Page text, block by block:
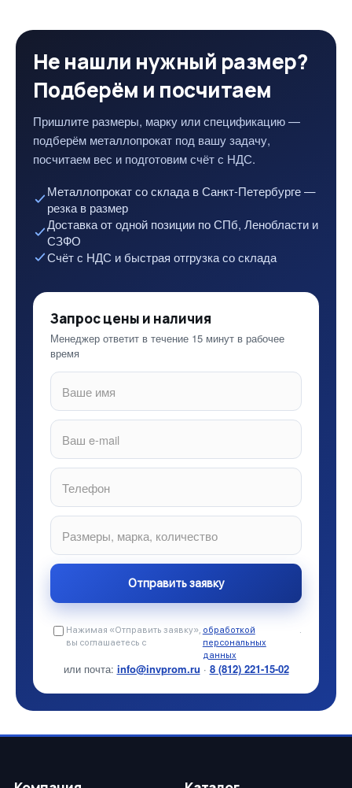
Не нашли нужный размер?
Подберём и посчитаем
Пришлите размеры, марку или спецификацию —
подберём металлопрокат под вашу задачу,
посчитаем вес и подготовим счёт с НДС.
Металлопрокат со склада в Санкт-Петербурге —
резка в размер
Доставка от одной позиции по СПб, Ленобласти и
СЗФО
Счёт с НДС и быстрая отгрузка со склада
Запрос цены и наличия
Менеджер ответит в течение 15 минут в рабочее
время
Нажимая «Отправить заявку»,
вы соглашаетесь с
обработкой
персональных
данных
.
или почта: info@invprom.ru · 8 (812) 221-15-02